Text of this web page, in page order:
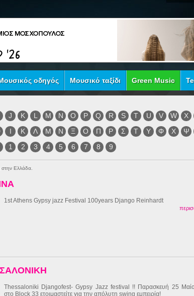
οδηγός Μουσικό ταξίδι Green Music
J K L M N O P Q R S T U V W X
Ι Κ Λ Μ Ν Ξ Ο Π Ρ Σ Τ Υ Φ Χ Ψ
1 2 3 4 5 6 7 8 9
στην Ελλάδα.
1st Athens Gypsy jazz Festival 100years Django Reinhardt
Thessaloniki Djangofest- Gypsy Jazz festival !! Παρασκευή 25
στο Block 33 ετοιμαστείτε για την απόλυτη swing εμπειρία!